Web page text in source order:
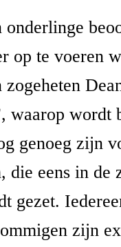
onderlinge
op te voeren
zogeheten
waarop wordt
genoeg zijn
die eens in de
gezet.
zijn